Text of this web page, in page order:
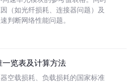
（如光纤损耗、连接器问题）及
判断网络性能问题。
览表及计算方法
空载损耗、负载损耗的国家标准